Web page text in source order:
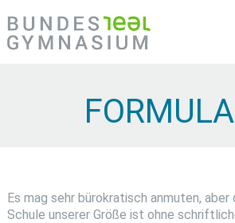
Es mag sehr bürokratisch anmuten,
Schule unserer Größe ist ohne